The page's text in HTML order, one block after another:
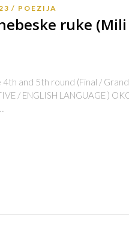
POEZIJA
ruke (Mili
and 5th round (Final / Grand
/ ENGLISH LANGUAGE )